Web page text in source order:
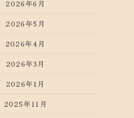
2026年6月
2026年5月
2026年4月
2026年3月
2026年1月
2025年11月